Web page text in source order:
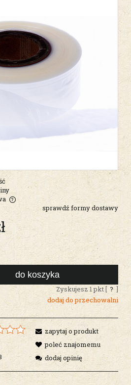
kosztów płatności
sprawdź formy dostawy
do koszyka
Zyskujesz 1pkt [ ? ]
dodaj do przechowalni
zapytaj o produkt
poleć znajomemu
dodaj opinię